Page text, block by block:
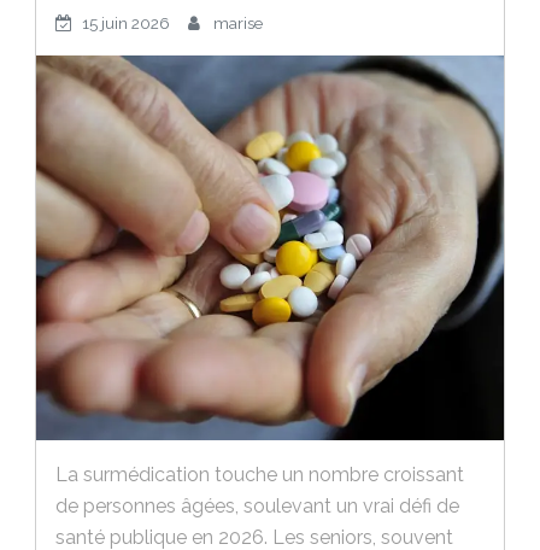
15 juin 2026 marise
La surmédication touche un nombre croissant
de personnes âgées, soulevant un vrai défi de
santé publique en 2026. Les seniors, souvent